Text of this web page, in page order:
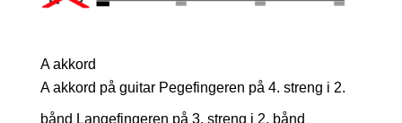
A akkord
A akkord på guitar Pegefingeren på 4. streng i 2.
bånd Langefingeren på 3. streng i 2. bånd